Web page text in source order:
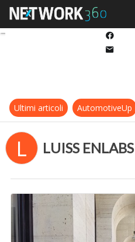
Ultimi articoli AutomotiveUp
L LUISS ENLABS